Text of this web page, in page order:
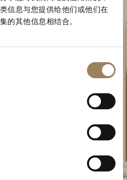
信息与您提供给他们或他们在
的其他信息相结合。